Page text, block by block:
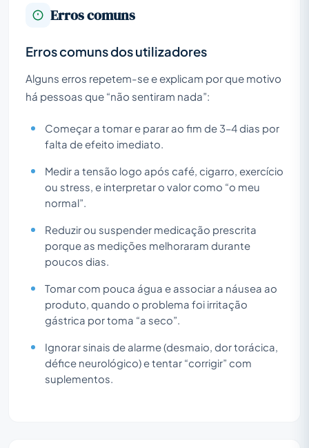
Erros comuns
Erros comuns dos utilizadores
Alguns erros repetem-se e explicam por que motivo
há pessoas que “não sentiram nada”:
Começar a tomar e parar ao fim de 3–4 dias por
falta de efeito imediato.
Medir a tensão logo após café, cigarro, exercício
ou stress, e interpretar o valor como “o meu
normal”.
Reduzir ou suspender medicação prescrita
porque as medições melhoraram durante
poucos dias.
Tomar com pouca água e associar a náusea ao
produto, quando o problema foi irritação
gástrica por toma “a seco”.
Ignorar sinais de alarme (desmaio, dor torácica,
défice neurológico) e tentar “corrigir” com
suplementos.